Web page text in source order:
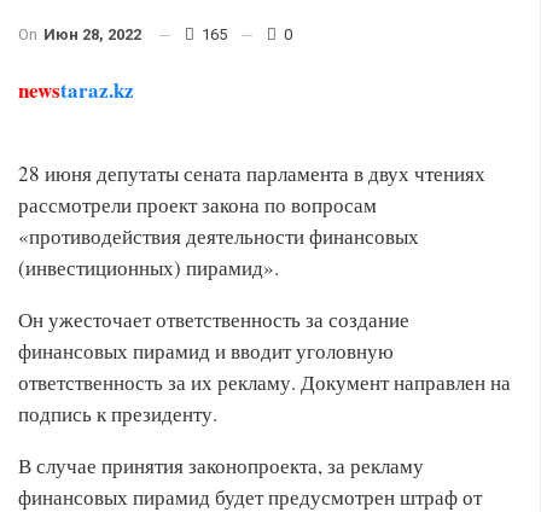
On Июн 28, 2022 165 0
newstaraz.kz
28 июня депутаты сената парламента в двух чтениях
рассмотрели проект закона по вопросам
«противодействия деятельности финансовых
(инвестиционных) пирамид».
Он ужесточает ответственность за создание
финансовых пирамид и вводит уголовную
ответственность за их рекламу. Документ направлен на
подпись к президенту.
В случае принятия законопроекта, за рекламу
финансовых пирамид будет предусмотрен штраф от